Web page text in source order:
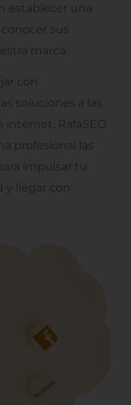
establecer una
sus
marca.
con
soluciones a las
RafaSEO
profesional las
impulsar tu
y llegar con